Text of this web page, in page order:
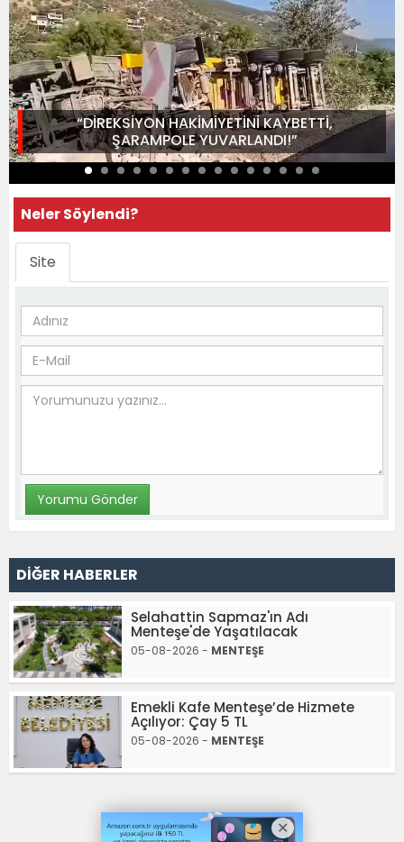
“DİREKSİYON HAKİMİYETİNİ KAYBETTİ,
ŞARAMPOLE YUVARLANDI!”
Neler Söylendi?
Site
DİĞER HABERLER
Selahattin Sapmaz'ın Adı
Menteşe'de Yaşatılacak
05-08-2026 - MENTEŞE
Emekli Kafe Menteşe’de Hizmete
Açılıyor: Çay 5 TL
05-08-2026 - MENTEŞE